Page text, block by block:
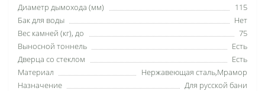
Диаметр дымохода (мм)
115
Бак для воды
Нет
Вес камней (кг), до
75
Выносной тоннель
Есть
Дверца со стеклом
Есть
Материал
Нержавеющая сталь,Мрамор
Назначение
Для русской бани